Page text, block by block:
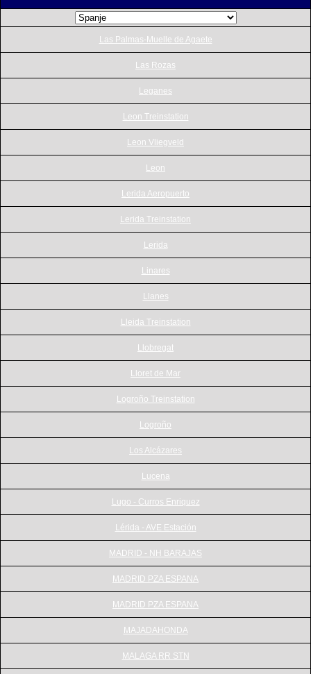
Las Palmas-Muelle de Agaete
Las Rozas
Leganes
Leon Treinstation
Leon Vliegveld
Leon
Lerida Aeropuerto
Lerida Treinstation
Lerida
Linares
Llanes
Lleida Treinstation
Llobregat
Lloret de Mar
Logroño Treinstation
Logroño
Los Alcázares
Lucena
Lugo - Curros Enriquez
Lérida - AVE Estación
MADRID - NH BARAJAS
MADRID PZA ESPANA
MADRID PZA ESPANA
MAJADAHONDA
MALAGA RR STN